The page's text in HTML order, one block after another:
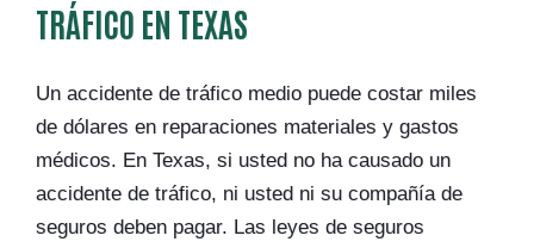
TRÁFICO EN TEXAS
Un accidente de tráfico medio puede costar miles
de dólares en reparaciones materiales y gastos
médicos. En Texas, si usted no ha causado un
accidente de tráfico, ni usted ni su compañía de
seguros deben pagar. Las leyes de seguros